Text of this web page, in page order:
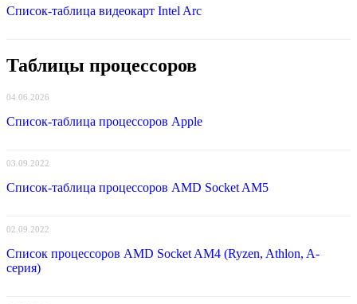
Список-таблица видеокарт Intel Arc
Таблицы процессоров
04.06.2026
Список-таблица процессоров Apple
03.09.2022
Список-таблица процессоров AMD Socket AM5
02.09.2022
Список процессоров AMD Socket AM4 (Ryzen, Athlon, A-
серия)